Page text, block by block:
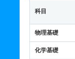
科目
物理基礎
化学基礎